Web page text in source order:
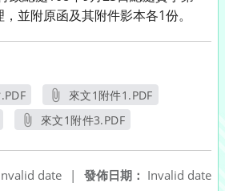
並附原函及其附件影本各1份。
窗
來文1附件1.PDF
另開新視窗
來文1附件3.PDF
發佈日期： Invalid date
date
|